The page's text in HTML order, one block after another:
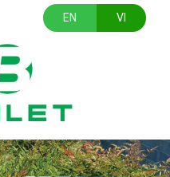
EN VI